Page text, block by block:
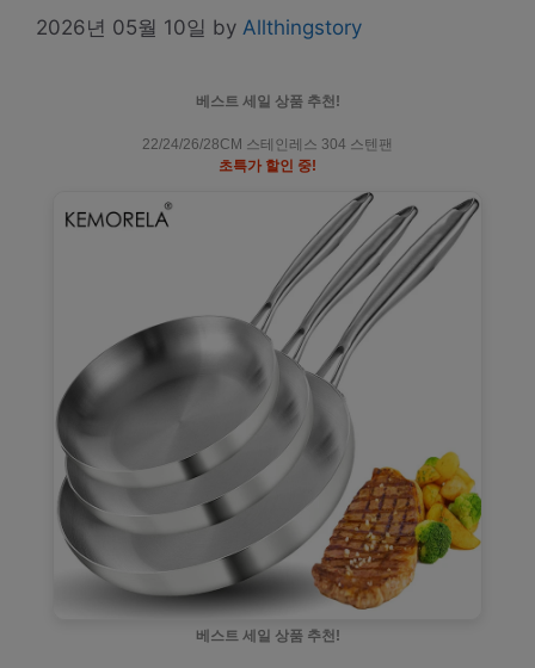
2026년 05월 10일 by Allthingstory
베스트 세일 상품 추천!
22/24/26/28CM 스테인레스 304 스텐팬
초특가 할인 중!
베스트 세일 상품 추천!